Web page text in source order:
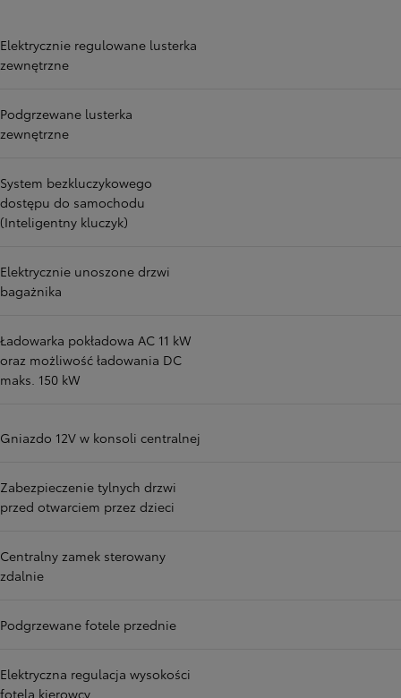
Elektrycznie regulowane lusterka
zewnętrzne
Podgrzewane lusterka
zewnętrzne
System bezkluczykowego
dostępu do samochodu
(Inteligentny kluczyk)
Elektrycznie unoszone drzwi
bagażnika
Ładowarka pokładowa AC 11 kW
oraz możliwość ładowania DC
maks. 150 kW
Gniazdo 12V w konsoli centralnej
Zabezpieczenie tylnych drzwi
przed otwarciem przez dzieci
Centralny zamek sterowany
zdalnie
Podgrzewane fotele przednie
Elektryczna regulacja wysokości
fotela kierowcy